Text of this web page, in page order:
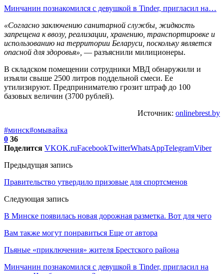
Минчанин познакомился с девушкой в Tinder, пригласил на…
«Согласно заключению санитарной службы, жидкость
запрещена к ввозу, реализации, хранению, транспортировке и
использованию на территории Беларуси, поскольку является
опасной для здоровья», — разъяснили милиционеры.
В складском помещении сотрудники МВД обнаружили и
изъяли свыше 2500 литров поддельной смеси. Ее
утилизируют. Предпринимателю грозит штраф до 100
базовых величин (3700 рублей).
Источник: onlinebrest.by
#минск#омывайка
0 36
Поделится VKOK.ruFacebookTwitterWhatsAppTelegramViber
Предыдущая запись
Правительство утвердило призовые для спортсменов
Следующая запись
В Минске появилась новая дорожная разметка. Вот для чего
Вам также могут понравиться Еще от автора
Пьяные «приключения» жителя Брестского района
Минчанин познакомился с девушкой в Tinder, пригласил на